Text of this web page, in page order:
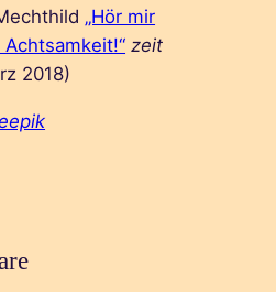
„Hör mir
zeit
2018)